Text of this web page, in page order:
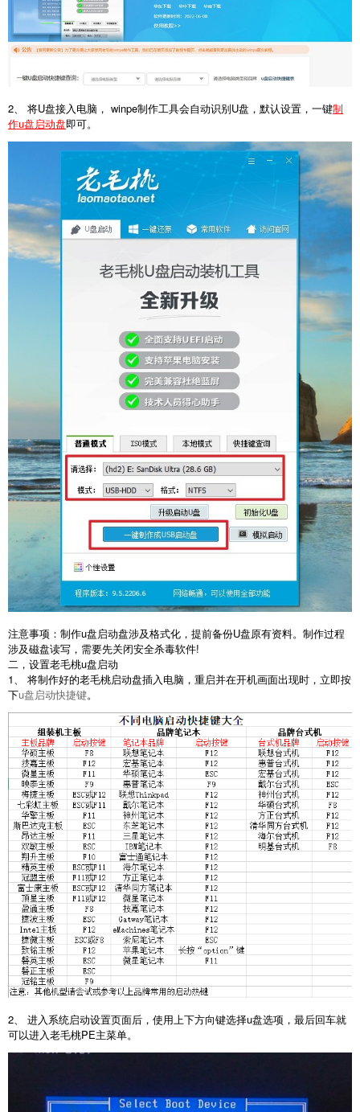
2、 将U盘接入电脑， winpe制作工具会自动识别U盘，默认设置，一键制
作u盘启动盘即可。
注意事项：制作u盘启动盘涉及格式化，提前备份U盘原有资料。制作过程
涉及磁盘读写，需要先关闭安全杀毒软件!
二，设置老毛桃u盘启动
1、 将制作好的老毛桃启动盘插入电脑，重启并在开机画面出现时，立即按
下u盘启动快捷键。
2、 进入系统启动设置页面后，使用上下方向键选择u盘选项，最后回车就
可以进入老毛桃PE主菜单。